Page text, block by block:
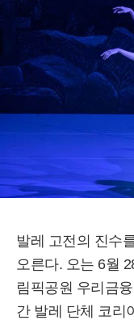
발레 고전의 진수
오른다. 오는 6월
림픽공원 우리금
간 발레 단체 코리